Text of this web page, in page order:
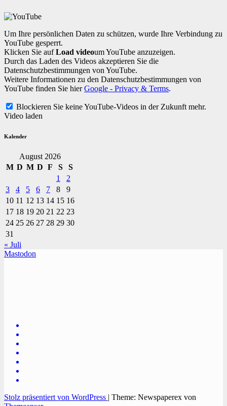
Um Ihre persönlichen Daten zu schützen, wurde Ihre Verbindung zu
YouTube gesperrt.
Klicken Sie aufLoad videoum YouTube anzuzeigen.
Durch das Laden des Videos akzeptieren Sie die
Datenschutzbestimmungen von YouTube.
Weitere Informationen zu den Datenschutzbestimmungen von
YouTube finden Sie hierGoogle - Privacy & Terms.
Blockieren Sie keine YouTube-Videos in der Zukunft mehr.
Video laden
Kalender
August 2026
M D M D F S
S
1
2
3
4 5 6 7 8
9
10 11 12 13 14 15 16
17 18 19 20 21 22 23
24 25 26 27 28 29 30
31
« Juli
Mastodon
Stolz präsentiert von WordPress
Theme: Newspaperex von